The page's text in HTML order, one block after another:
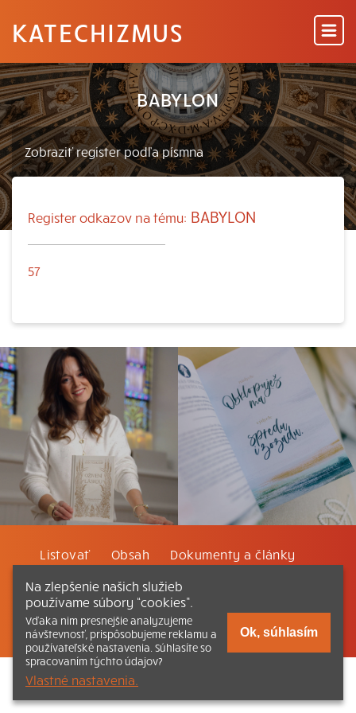
KATECHIZMUS
BABYLON
Register odkazov na tému: BABYLON
57
Listovať Obsah Dokumenty a články
Kontakt Tlačená verzia Katechizmu
© 2026 katechizmus.sk |Všetky práva vyhradené
funguje aj vďaka kresťanskému kníhkupectvu Kumran.sk
Na zlepšenie našich služieb
používame súbory “cookies”.
Vďaka nim presnejšie analyzujeme
návštevnosť, prispôsobujeme reklamu a
používateľské nastavenia. Súhlasíte so
spracovaním týchto údajov?
Vlastné nastavenia.
Ok, súhlasím